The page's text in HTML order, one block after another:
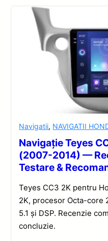
Navigatii, NAVIGATII
Navigație Teyes
(2007-2014) —
Testare &
Teyes CC3 2K pentru
2K, procesor Octa-core
5.1 și DSP. Recenzie
concluzie.